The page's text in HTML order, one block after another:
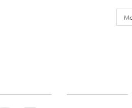
posts